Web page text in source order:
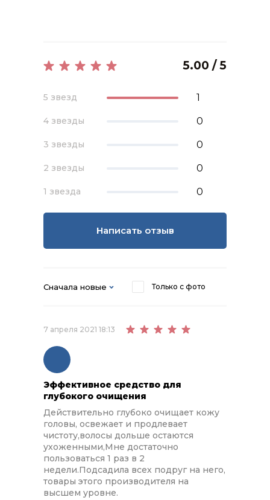
5.00 / 5
5 звезд 1
4 звезды 0
3 звезды 0
2 звезды 0
1 звезда 0
Написать отзыв
Сначала новые Только с фото
7 апреля 2021 18:13
Эффективное средство для
глубокого очищения
Действительно глубоко очищает кожу
головы, освежает и продлевает
чистоту,волосы дольше остаются
ухоженными,Мне достаточно
пользоваться 1 раз в 2
недели.Подсадила всех подруг на него,
товары этого производителя на
высшем уровне.